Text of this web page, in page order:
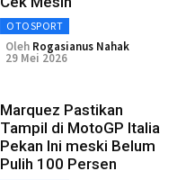
OTOSPORT
Oleh Rogasianus Nahak
29 Mei 2026
Marquez Pastikan
Tampil di MotoGP Italia
Pekan Ini meski Belum
Pulih 100 Persen